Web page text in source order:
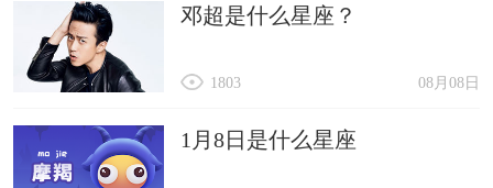
邓超是什么星座？
08月08日
1803
1月8日是什么星座